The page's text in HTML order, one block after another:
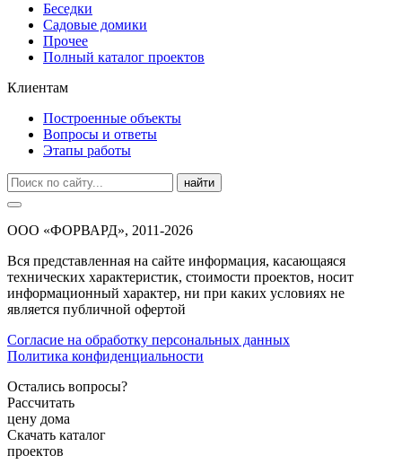
Беседки
Садовые домики
Прочее
Полный каталог проектов
Клиентам
Построенные объекты
Вопросы и ответы
Этапы работы
найти
ООО «ФОРВАРД», 2011-2026
Вся представленная на сайте информация, касающаяся
технических характеристик, стоимости проектов, носит
информационный характер, ни при каких условиях не
является публичной офертой
Согласие на обработку персональных данных
Политика конфиденциальности
Остались вопросы?
Рассчитать
цену дома
Скачать каталог
проектов